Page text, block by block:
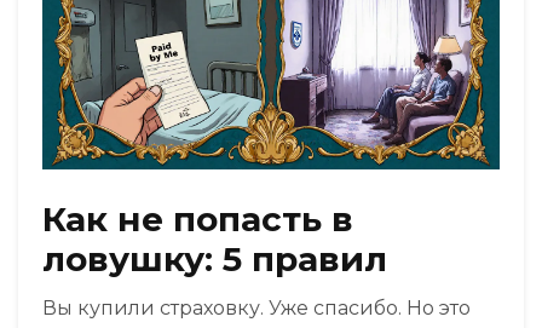
Как не попасть в
ловушку: 5 правил
Вы купили страховку. Уже спасибо. Но это